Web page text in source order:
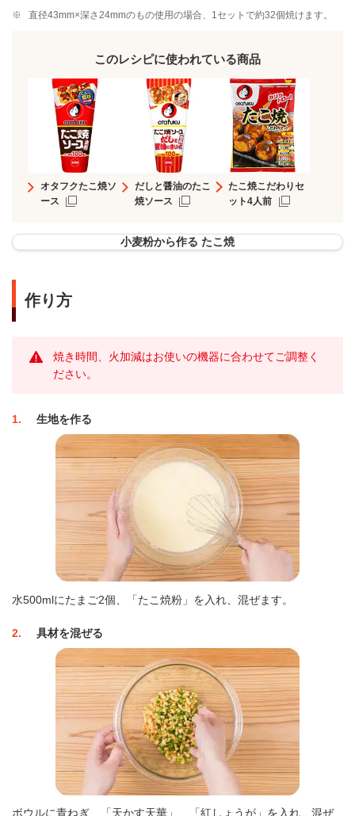
※ 直径43mm×深さ24mmのもの使用の場合、1セットで約32個焼けます。
このレシピに使われている商品
オタフクたこ焼ソ
ース
だしと醤油のたこ
焼ソース
たこ焼こだわりセ
ット4人前
小麦粉から作る たこ焼
作り方
焼き時間、火加減はお使いの機器に合わせてご調整く
ださい。
1 生地を作る
水500mlにたまご2個、「たこ焼粉」を入れ、混ぜます。
2 具材を混ぜる
ボウルに青ねぎ、「天かす天華」、「紅しょうが」を入れ、混ぜ